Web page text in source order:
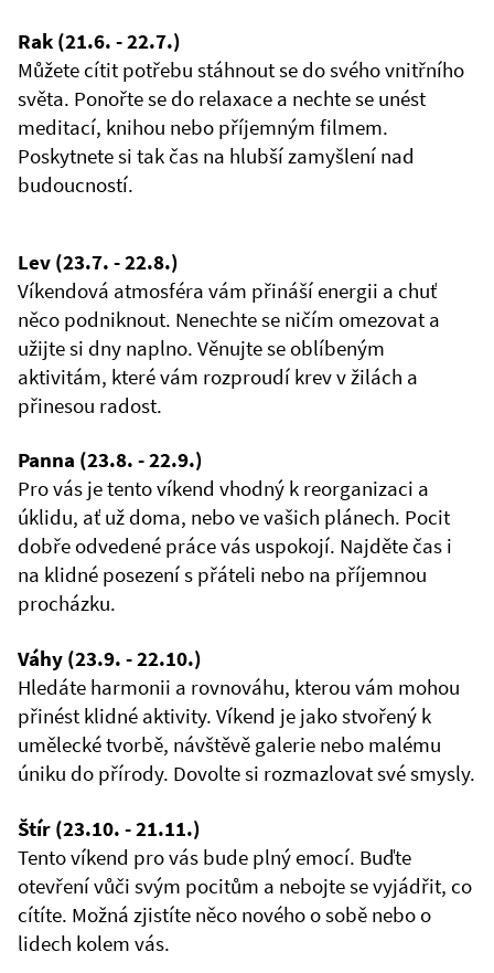
Rak (21.6. - 22.7.)
Můžete cítit potřebu stáhnout se do svého vnitřního
světa. Ponořte se do relaxace a nechte se unést
meditací, knihou nebo příjemným filmem.
Poskytnete si tak čas na hlubší zamyšlení nad
budoucností.
Lev (23.7. - 22.8.)
Víkendová atmosféra vám přináší energii a chuť
něco podniknout. Nenechte se ničím omezovat a
užijte si dny naplno. Věnujte se oblíbeným
aktivitám, které vám rozproudí krev v žilách a
přinesou radost.
Panna (23.8. - 22.9.)
Pro vás je tento víkend vhodný k reorganizaci a
úklidu, ať už doma, nebo ve vašich plánech. Pocit
dobře odvedené práce vás uspokojí. Najděte čas i
na klidné posezení s přáteli nebo na příjemnou
procházku.
Váhy (23.9. - 22.10.)
Hledáte harmonii a rovnováhu, kterou vám mohou
přinést klidné aktivity. Víkend je jako stvořený k
umělecké tvorbě, návštěvě galerie nebo malému
úniku do přírody. Dovolte si rozmazlovat své smysly.
Štír (23.10. - 21.11.)
Tento víkend pro vás bude plný emocí. Buďte
otevření vůči svým pocitům a nebojte se vyjádřit, co
cítíte. Možná zjistíte něco nového o sobě nebo o
lidech kolem vás.